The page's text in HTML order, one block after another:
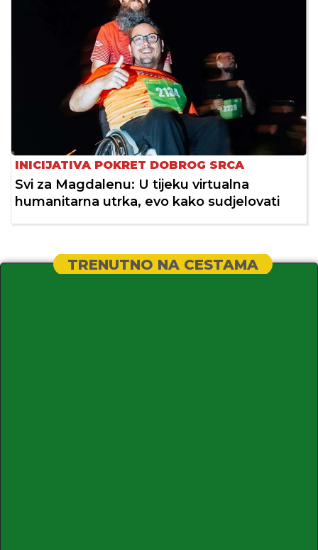
INICIJATIVA POKRET DOBROG SRCA
Svi za Magdalenu: U tijeku virtualna
humanitarna utrka, evo kako sudjelovati
TRENUTNO NA CESTAMA